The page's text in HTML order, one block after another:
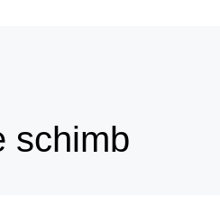
schimb